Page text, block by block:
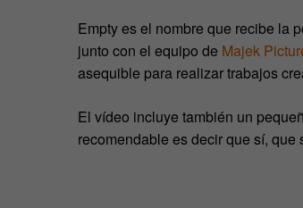
Empty es el nombre que recibe la
junto con el equipo de Majek
asequible para realizar trabajos
El vídeo incluye también un
recomendable es decir que sí, que